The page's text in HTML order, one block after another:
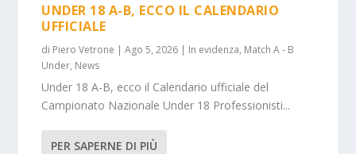
UNDER 18 A-B, ECCO IL CALENDARIO
UFFICIALE
di Piero Vetrone |Ago 5, 2026 | In evidenza, Match A - B
Under, News
Under 18 A-B, ecco il Calendario ufficiale del
Campionato Nazionale Under 18 Professionisti...
PER SAPERNE DI PIÙ